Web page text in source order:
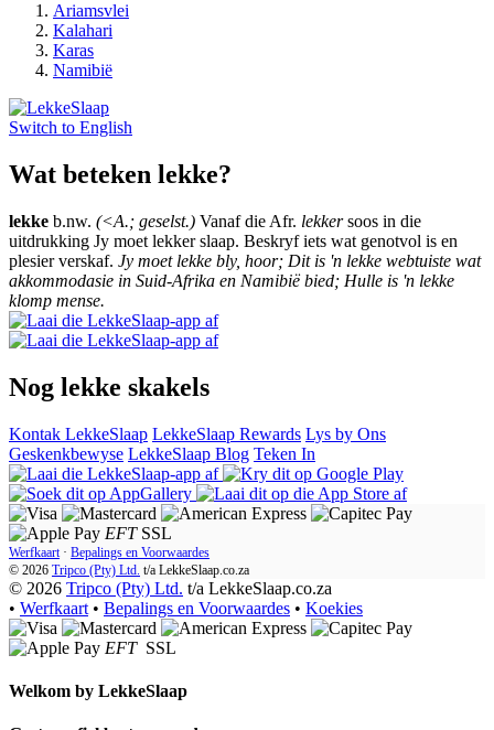
Ariamsvlei
Kalahari
Karas
Namibië
Switch to English
Wat beteken lekke?
lekke b.nw. (<A.; geselst.) Vanaf die Afr. lekkersoos in die
uitdrukking Jy moet lekker slaap. Beskryf iets wat genotvol is en
plesier verskaf. Jy moet lekke bly, hoor; Dit is 'n lekke webtuiste wat
akkommodasie in Suid-Afrika en Namibië bied; Hulle is 'n lekke
klomp mense.
Nog lekke skakels
Kontak LekkeSlaap LekkeSlaap Rewards Lys by Ons
Geskenkbewyse LekkeSlaap Blog Teken In
EFT SSL
Werfkaart · Bepalings en Voorwaardes
© 2026 Tripco (Pty) Ltd. t/a LekkeSlaap.co.za
© 2026 Tripco (Pty) Ltd. t/a LekkeSlaap.co.za
• Werfkaart • Bepalings en Voorwaardes • Koekies
EFT SSL
Welkom by LekkeSlaap